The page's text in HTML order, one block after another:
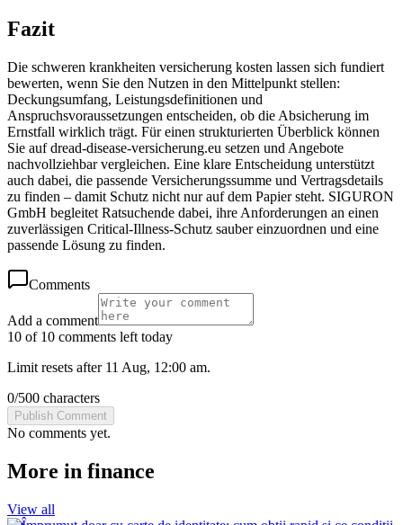
Fazit
Die schweren krankheiten versicherung kosten lassen sich fundiert
bewerten, wenn Sie den Nutzen in den Mittelpunkt stellen:
Deckungsumfang, Leistungsdefinitionen und
Anspruchsvoraussetzungen entscheiden, ob die Absicherung im
Ernstfall wirklich trägt. Für einen strukturierten Überblick können
Sie auf dread-disease-versicherung.eu setzen und Angebote
nachvollziehbar vergleichen. Eine klare Entscheidung unterstützt
auch dabei, die passende Versicherungssumme und Vertragsdetails
zu finden – damit Schutz nicht nur auf dem Papier steht. SIGURON
GmbH begleitet Ratsuchende dabei, ihre Anforderungen an einen
zuverlässigen Critical-Illness-Schutz sauber einzuordnen und eine
passende Lösung zu finden.
Comments
Add a comment
10 of 10 comments left today
Limit resets after 11 Aug, 12:00 am.
0/500 characters
Publish Comment
No comments yet.
More in finance
View all